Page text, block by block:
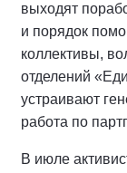
выходят
и порядок
коллективы,
отделений
устраивают
работа по
В июле